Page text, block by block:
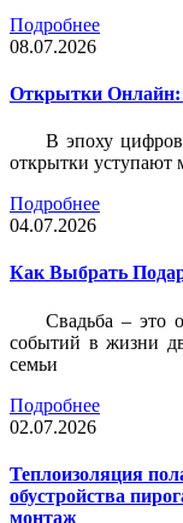
Подробнее
08.07.2026
Открытки Онлайн:
В эпоху
открытки уступают
Подробнее
04.07.2026
Как Выбрать
Свадьба – это
событий в жизни
семьи
Подробнее
02.07.2026
Теплоизоляция
обустройства
монтаж